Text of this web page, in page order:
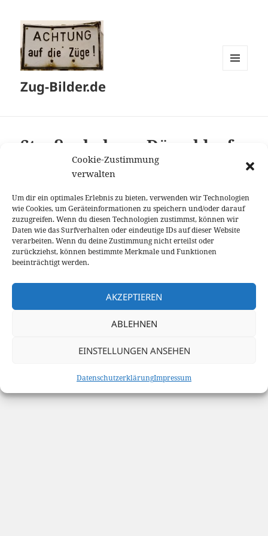
Cookie-Zustimmung
verwalten
Um dir ein optimales Erlebnis zu bieten, verwenden wir Technologien
wie Cookies, um Geräteinformationen zu speichern und/oder darauf
zuzugreifen. Wenn du diesen Technologien zustimmst, können wir
Daten wie das Surfverhalten oder eindeutige IDs auf dieser Website
verarbeiten. Wenn du deine Zustimmung nicht erteilst oder
zurückziehst, können bestimmte Merkmale und Funktionen
beeinträchtigt werden.
AKZEPTIEREN
ABLEHNEN
EINSTELLUNGEN ANSEHEN
DatenschutzerklärungImpressum
Zug-Bilder.de
Straßenbahnen Düsseldorf
Verbandswagen Typ I
Datenschutzerklärung Stolz präsentiert von WordPress